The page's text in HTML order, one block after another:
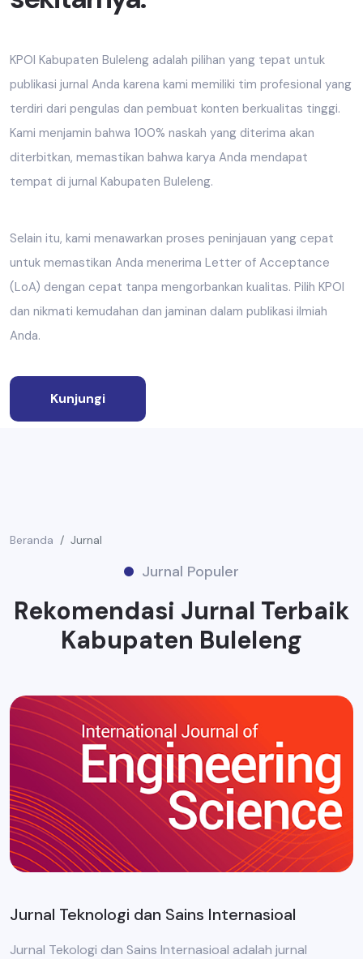
KPOI Kabupaten Buleleng adalah pilihan yang tepat untuk
publikasi jurnal Anda karena kami memiliki tim profesional yang
terdiri dari pengulas dan pembuat konten berkualitas tinggi.
Kami menjamin bahwa 100% naskah yang diterima akan
diterbitkan, memastikan bahwa karya Anda mendapat
tempat di jurnal Kabupaten Buleleng.
Selain itu, kami menawarkan proses peninjauan yang cepat
untuk memastikan Anda menerima Letter of Acceptance
(LoA) dengan cepat tanpa mengorbankan kualitas. Pilih KPOI
dan nikmati kemudahan dan jaminan dalam publikasi ilmiah
Anda.
Kunjungi
Beranda Jurnal
Jurnal Populer
Rekomendasi Jurnal Terbaik
Kabupaten Buleleng
Jurnal Teknologi dan Sains Internasioal
Jurnal Tekologi dan Sains Internasioal adalah jurnal